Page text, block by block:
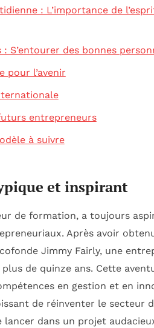
: L’importance de
S’entourer des bonnes
pour l’avenir
entrepreneurs
à suivre
et inspirant
de formation, a toujours
Après avoir
Jimmy Fairly, une
plus de quinze ans. Cette
en gestion et en
de réinventer le secteur
lancer dans un projet